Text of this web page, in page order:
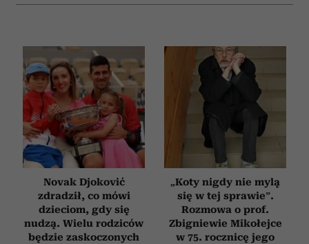
Novak Djoković
zdradził, co mówi
dzieciom, gdy się
nudzą. Wielu rodziców
będzie zaskoczonych
„Koty nigdy nie mylą
się w tej sprawie”.
Rozmowa o prof.
Zbigniewie Mikołejce
w 75. rocznicę jego